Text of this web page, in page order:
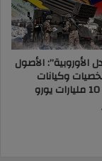
الأصول
وكيانات